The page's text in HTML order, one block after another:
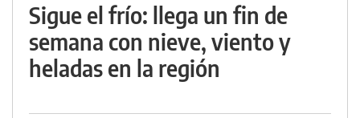
Sigue el frío: llega un fin de
semana con nieve, viento y
heladas en la región